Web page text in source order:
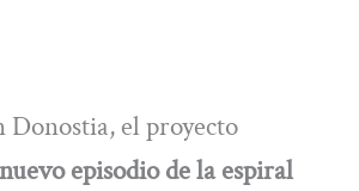
el proyecto
episodio de la espiral